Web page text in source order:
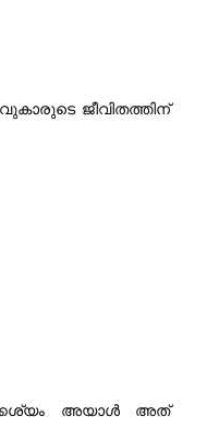
ജീവിതത്തിന്‌
അയാള്‍ അത്‌